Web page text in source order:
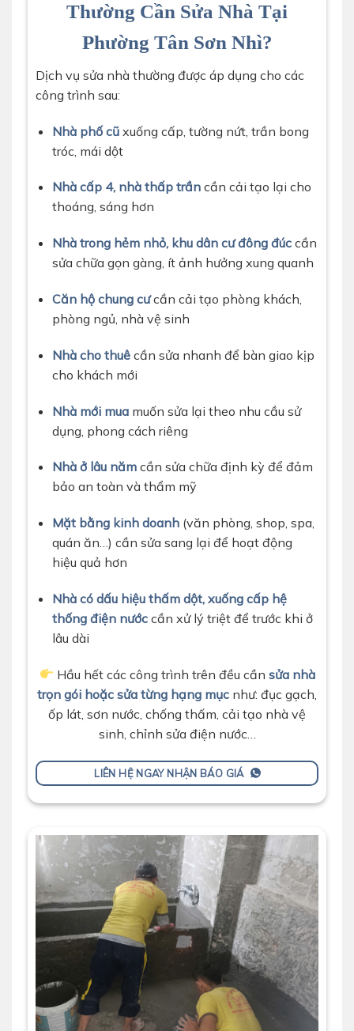
Thường Cần Sửa Nhà Tại
Phường Tân Sơn Nhì?
Dịch vụ sửa nhà thường được áp dụng cho các
công trình sau:
Nhà phố cũxuống cấp, tường nứt, trần bong
tróc, mái dột
Nhà cấp 4, nhà thấp trầncần cải tạo lại cho
thoáng, sáng hơn
Nhà trong hẻm nhỏ, khu dân cư đông đúccần
sửa chữa gọn gàng, ít ảnh hưởng xung quanh
Căn hộ chung cưcần cải tạo phòng khách,
phòng ngủ, nhà vệ sinh
Nhà cho thuêcần sửa nhanh để bàn giao kịp
cho khách mới
Nhà mới muamuốn sửa lại theo nhu cầu sử
dụng, phong cách riêng
Nhà ở lâu nămcần sửa chữa định kỳ để đảm
bảo an toàn và thẩm mỹ
Mặt bằng kinh doanh(văn phòng, shop, spa,
quán ăn…) cần sửa sang lại để hoạt động
hiệu quả hơn
Nhà có dấu hiệu thấm dột, xuống cấp hệ
thống điện nướccần xử lý triệt để trước khi ở
lâu dài
Hầu hết các công trình trên đều cần sửa nhà
trọn gói hoặc sửa từng hạng mục như: đục gạch,
ốp lát, sơn nước, chống thấm, cải tạo nhà vệ
sinh, chỉnh sửa điện nước…
LIÊN HỆ NGAY NHẬN BÁO GIÁ